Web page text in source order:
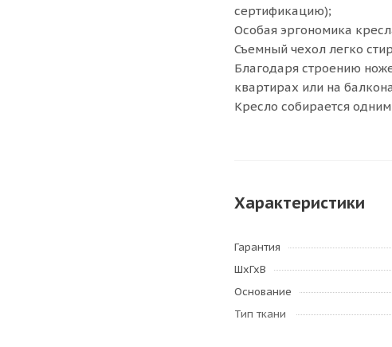
сертификацию);
Особая эргономика
Съемный чехол легко
Благодаря строению
квартирах или на
Кресло собирается
Характеристики
Гарантия
ШхГхВ
Основание
Тип ткани